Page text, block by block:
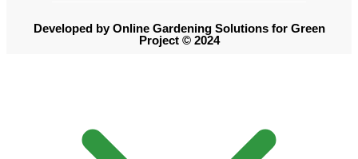
Developed by Online Gardening Solutions for Green
Project © 2024